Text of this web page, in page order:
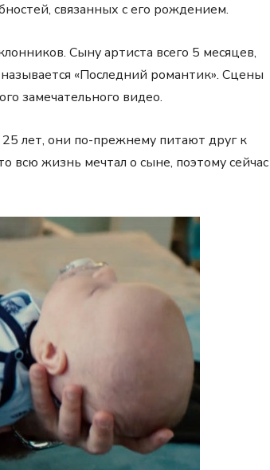
связанных с его рождением.
Сыну артиста всего 5 месяцев,
«Последний романтик». Сцены
замечательного видео.
лет, они по-прежнему питают друг к
всю жизнь мечтал о сыне, поэтому сейчас